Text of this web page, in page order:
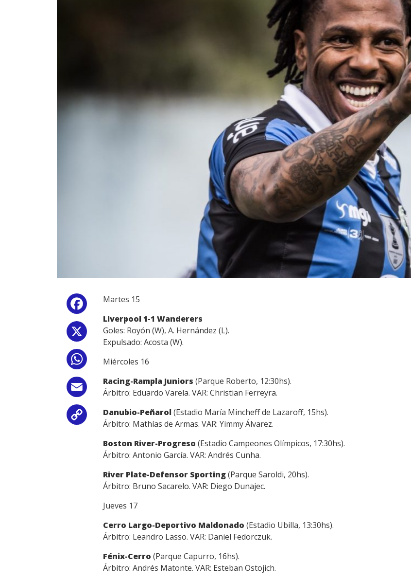
Facebook
WhatsApp
Email
Copy
Martes 15
Liverpool 1-1 Wanderers
Goles: Royón (W), A. Hernández (L).
Expulsado: Acosta (W).
Miércoles 16
Racing-Rampla Juniors (Parque Roberto, 12:30hs).
Árbitro: Eduardo Varela. VAR: Christian Ferreyra.
Danubio-Peñarol (Estadio María Mincheff de Lazaroff, 15hs).
Árbitro: Mathías de Armas. VAR: Yimmy Álvarez.
Boston River-Progreso (Estadio Campeones Olímpicos, 17:30hs).
Árbitro: Antonio García. VAR: Andrés Cunha.
River Plate-Defensor Sporting(Parque Saroldi, 20hs).
Árbitro: Bruno Sacarelo. VAR: Diego Dunajec.
Jueves 17
Cerro Largo-Deportivo Maldonado (Estadio Ubilla, 13:30hs).
Árbitro: Leandro Lasso. VAR: Daniel Fedorczuk.
Fénix-Cerro (Parque Capurro, 16hs).
Árbitro: Andrés Matonte. VAR: Esteban Ostojich.